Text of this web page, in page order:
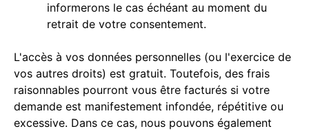
informerons le cas échéant au moment du
retrait de votre consentement.
L'accès à vos données personnelles (ou l'exercice de
vos autres droits) est gratuit. Toutefois, des frais
raisonnables pourront vous être facturés si votre
demande est manifestement infondée, répétitive ou
excessive. Dans ce cas, nous pouvons également